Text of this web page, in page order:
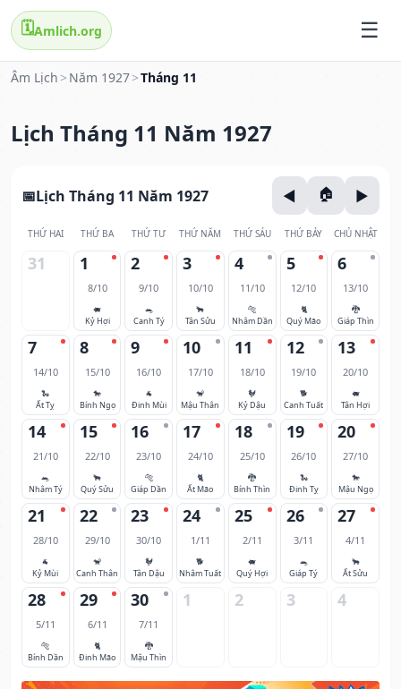
🗓️Amlich.org
Âm Lịch > Năm 1927>Tháng 11
Lịch Tháng 11 Năm 1927
Lịch Tháng 11 Năm 1927
THỨ HAI THỨ BA THỨ TƯ THỨ NĂM THỨ SÁU THỨ BẢY CHỦ NHẬT
31 1
8/10
🐖
Kỷ Hợi
2
9/10
🐀
Canh Tý
3
10/10
🐂
Tân Sửu
4
11/10
🐅
Nhâm Dần
5
12/10
🐈
Quý Mão
6
13/10
🐉
Giáp Thìn
7
14/10
🐍
Ất Tỵ
8
15/10
🐎
Bính Ngọ
9
16/10
🐐
Đinh Mùi
10
17/10
🐒
Mậu Thân
11
18/10
🐓
Kỷ Dậu
12
19/10
🐕
Canh Tuất
13
20/10
🐖
Tân Hợi
14
21/10
🐀
Nhâm Tý
15
22/10
🐂
Quý Sửu
16
23/10
🐅
Giáp Dần
17
24/10
🐈
Ất Mão
18
25/10
🐉
Bính Thìn
19
26/10
🐍
Đinh Tỵ
20
27/10
🐎
Mậu Ngọ
21
28/10
🐐
Kỷ Mùi
22
29/10
🐒
Canh Thân
23
30/10
🐓
Tân Dậu
24
1/11
🐕
Nhâm Tuất
25
2/11
🐖
Quý Hợi
26
3/11
🐀
Giáp Tý
27
4/11
🐂
Ất Sửu
28
5/11
🐅
Bính Dần
29
6/11
🐈
Đinh Mão
30
7/11
🐉
Mậu Thìn
1 2 3 4